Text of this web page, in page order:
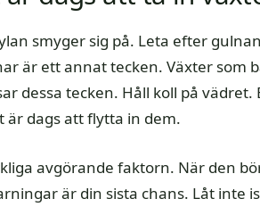
smyger sig på. Leta efter
är ett annat tecken. Växter som
dessa tecken. Håll koll på vädret.
är dags att flytta in dem.
avgörande faktorn. När den
är din sista chans. Låt inte